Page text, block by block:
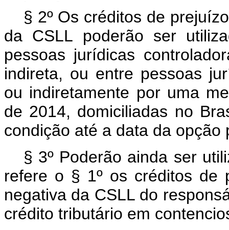
§ 2º Os créditos de
da CSLL poderão ser
pessoas jurídicas
indireta, ou entre pessoas
ou indiretamente por uma
de 2014, domiciliadas no
condição até a data da opção
§ 3º Poderão ainda ser
refere o § 1º os créditos de
negativa da CSLL do
crédito tributário em